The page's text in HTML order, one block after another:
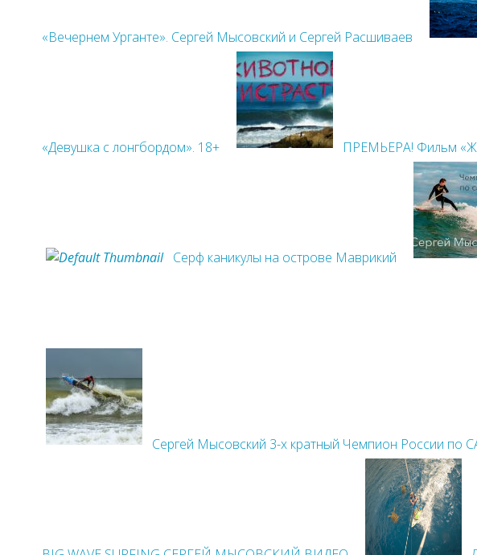
«Вечернем Урганте». Сергей Мысовский и Сергей Расшиваев
«Девушка с лонгбордом». 18+ ПРЕМЬЕРА! Фильм
Серф каникулы на острове Маврикий
Сергей Мысовский 3-х кратный Чемпион России по